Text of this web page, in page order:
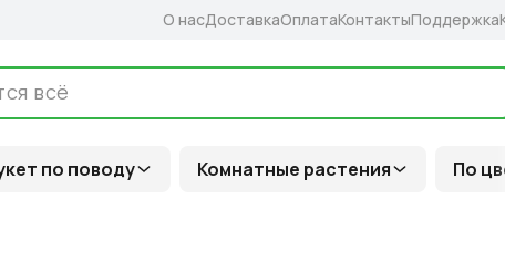
по поводу Комнатные растения По
О насДоставкаОплатаКонтактыПоддержка